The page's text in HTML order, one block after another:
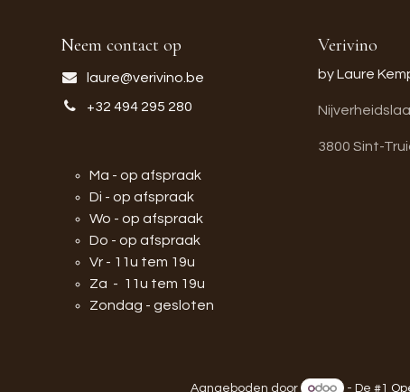
Neem contact op
laure@verivino.be
+32 494 295 280
Ma - op afspraak
Di - op afspraak
Wo - op afspraak
Do - op afspraak
Vr - 11u tem 19u
Za - 11u tem 19u
Zondag - gesloten
Verivino
by Laure
3800 Sint-
Aangeboden door - De #1